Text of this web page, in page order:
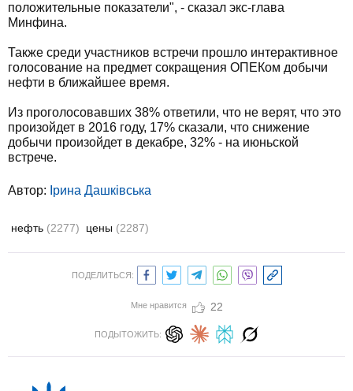
положительные показатели", - сказал экс-глава
Минфина.
Также среди участников встречи прошло интерактивное
голосование на предмет сокращения ОПЕКом добычи
нефти в ближайшее время.
Из проголосовавших 38% ответили, что не верят, что это
произойдет в 2016 году, 17% сказали, что снижение
добычи произойдет в декабре, 32% - на июньской
встрече.
Автор: Ірина Дашківська
нефть (2277) цены (2287)
ПОДЕЛИТЬСЯ:
Мне нравится 22
ПОДЫТОЖИТЬ: